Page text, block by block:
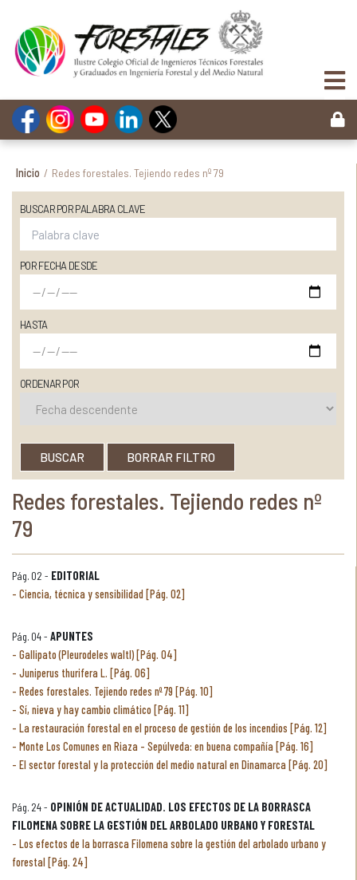
Inicio / Redes forestales. Tejiendo redes nº 79
BUSCAR POR PALABRA CLAVE
POR FECHA DESDE
HASTA
ORDENAR POR
BUSCAR BORRAR FILTRO
Redes forestales. Tejiendo redes nº
79
Pág. 02 - EDITORIAL
Ciencia, técnica y sensibilidad [Pág. 02]
Pág. 04 - APUNTES
Gallipato (Pleurodeles waltl) [Pág. 04]
Juniperus thurifera L. [Pág. 06]
Redes forestales. Tejiendo redes nº 79 [Pág. 10]
Sí, nieva y hay cambio climático [Pág. 11]
La restauración forestal en el proceso de gestión de los incendios [Pág. 12]
Monte Los Comunes en Riaza - Sepúlveda: en buena compañía [Pág. 16]
El sector forestal y la protección del medio natural en Dinamarca [Pág. 20]
Pág. 24 - OPINIÓN DE ACTUALIDAD. LOS EFECTOS DE LA BORRASCA
FILOMENA SOBRE LA GESTIÓN DEL ARBOLADO URBANO Y FORESTAL
Los efectos de la borrasca Filomena sobre la gestión del arbolado urbano y
forestal [Pág. 24]